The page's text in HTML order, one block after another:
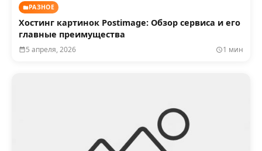
РАЗНОЕ
Хостинг картинок Postimage: Обзор сервиса и его
главные преимущества
5 апреля, 2026 1 мин